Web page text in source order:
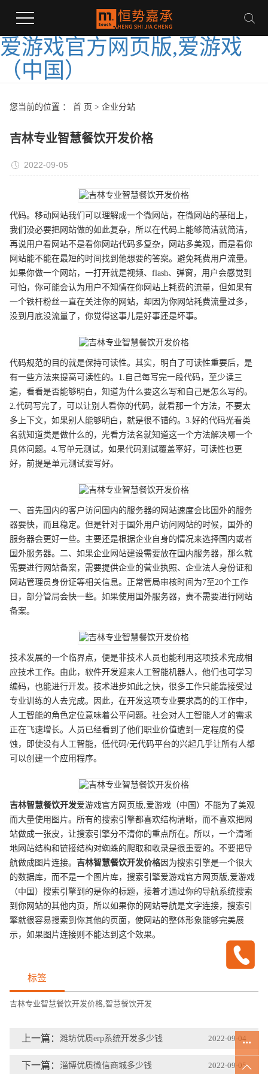
爱游戏官方网页版,爱游戏
（中国）
您当前的位置 ： 首 页 > 企业分站
吉林专业智慧餐饮开发价格
2022-09-05
代码。移动网站我们可以理解成一个微网站，在微网站的基础上，
我们没必要把网站做的如此复杂，所以在代码上能够简洁就简洁，
再说用户看网站不是看你网站代码多复杂，网站多美观，而是看你
网站能不能在最短的时间找到他想要的答案。避免耗费用户流量。
如果你做一个网站，一打开就是视频、flash、弹窗，用户会感觉到
可怕，你可能会认为用户不知情在你网站上耗费的流量，但如果有
一个铁杆粉丝一直在关注你的网站，却因为你网站耗费流量过多，
没到月底没流量了，你觉得这事儿是好事还是坏事。
代码规范的目的就是保持可读性。其实，明白了可读性重要后，是
有一些方法来提高可读性的。1.自己每写完一段代码，至少读三
遍，看看是否能够明白，知道为什么要这么写和自己是怎么写的。
2.代码写完了，可以让别人看你的代码，就看那一个方法，不要太
多上下文，如果别人能够明白，就是很不错的。3.好的代码光看类
名就知道类是做什么的，光看方法名就知道这一个方法解决哪一个
具体问题。4.写单元测试，如果代码测试覆盖率好，可读性也更
好，前提是单元测试要写好。
一、首先国内的客户访问国内的服务器的网站速度会比国外的服务
器要快，而且稳定。但是针对于国外用户访问网站的时候，国外的
服务器会更好一些。主要还是根据企业自身的情况来选择国内或者
国外服务器。二、如果企业网站建设需要放在国内服务器，那么就
需要进行网站备案，需要提供企业的营业执照、企业法人身份证和
网站管理员身份证等相关信息。正常管局审核时间为7至20个工作
日，部分管局会快一些。如果使用国外服务器，责不需要进行网站
备案。
技术发展的一个临界点，便是非技术人员也能利用这项技术完成相
应技术工作。由此，软件开发迎来人工智能机器人，他们也可学习
编码，也能进行开发。技术进步如此之快，很多工作只能靠接受过
专业训练的人去完成。因此，在开发这项专业要求高的的工作中，
人工智能的角色定位意味着公平问题。社会对人工智能人才的需求
正在飞速增长。人员已经看到了他们职业价值遭到一定程度的侵
蚀，即使没有人工智能，低代码/无代码平台的兴起几乎让所有人都
可以创建一个应用程序。
吉林智慧餐饮开发爱游戏官方网页版,爱游戏（中国）不能为了美观
而大量使用图片。所有的搜索引擎都喜欢结构清晰，而不喜欢把网
站做成一张皮，让搜索引擎分不清你的重点所在。所以，一个清晰
地网站结构和链接结构对蜘蛛的爬取和收录是很重要的。不要把导
航做成图片连接。 吉林智慧餐饮开发价格因为搜索引擎是一个很大
的数据库，而不是一个图片库，搜索引擎爱游戏官方网页版,爱游戏
（中国）搜索引擎到的是你的标题，接着才通过你的导航系统搜索
到你网站的其他内页，所以如果你的网站导航是文字连接，搜索引
擎就很容易搜索到你其他的页面，使网站的整体形象能够完美展
示，如果图片连接则不能达到这个效果。
标签
吉林专业智慧餐饮开发价格,智慧餐饮开发
上一篇： 潍坊优质erp系统开发多少钱 2022-09-04
下一篇： 淄博优质微信商城多少钱 2022-09-05